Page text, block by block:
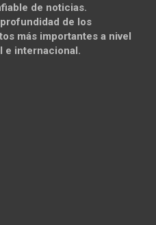
de noticias.
de los
más importantes a nivel
e internacional.